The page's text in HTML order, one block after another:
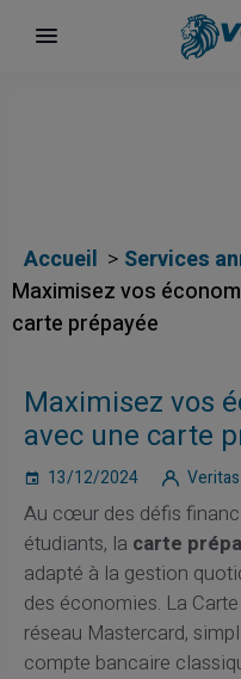
Accueil
Services
Maximisez vos
carte prépayée
Maximisez vos
avec une carte
13/12/2024 Veritas
Au cœur des défis
étudiants, la carte
adapté à la gestion
des économies. La
réseau Mastercard,
compte bancaire